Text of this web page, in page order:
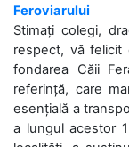
Feroviarului
Stimați colegi,
respect, vă felicit
fondarea Căii
referință, care
esențială a
a lungul acestor